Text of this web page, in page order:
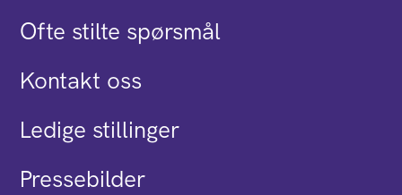
Ofte stilte spørsmål
Kontakt oss
Ledige stillinger
Pressebilder